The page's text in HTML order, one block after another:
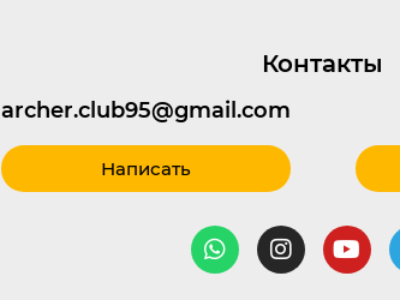
Контакты
archer.club95@gmail.com
Написать